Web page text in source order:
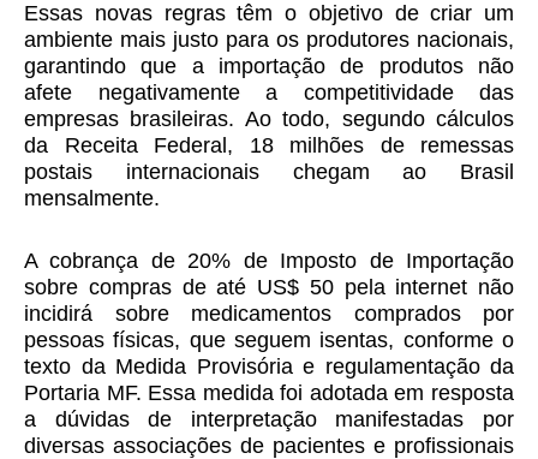
Essas novas regras têm o objetivo de criar um
ambiente mais justo para os produtores nacionais,
garantindo que a importação de produtos não
afete negativamente a competitividade das
empresas brasileiras. Ao todo, segundo cálculos
da Receita Federal, 18 milhões de remessas
postais internacionais chegam ao Brasil
mensalmente.
A cobrança de 20% de Imposto de Importação
sobre compras de até US$ 50 pela internet não
incidirá sobre medicamentos comprados por
pessoas físicas, que seguem isentas, conforme o
texto da Medida Provisória e regulamentação da
Portaria MF. Essa medida foi adotada em resposta
a dúvidas de interpretação manifestadas por
diversas associações de pacientes e profissionais